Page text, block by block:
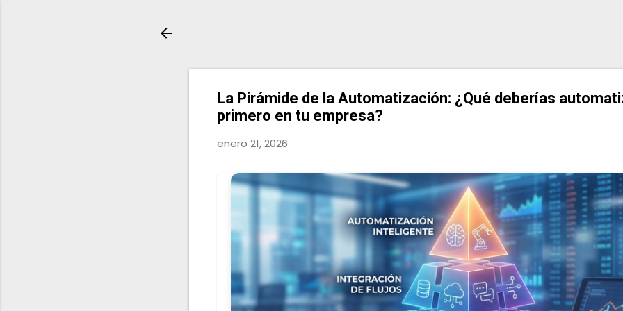
La Pirámide de la Automatización: ¿Qué deberías
primero en tu empresa?
enero 21, 2026